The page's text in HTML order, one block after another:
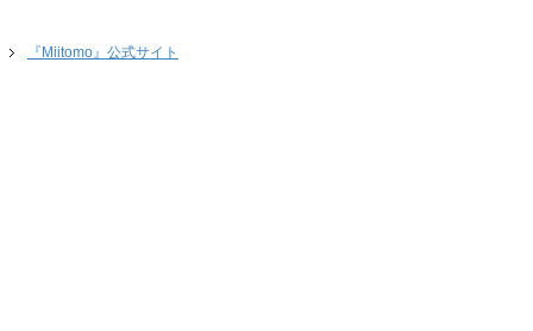
『Miitomo』公式サイト